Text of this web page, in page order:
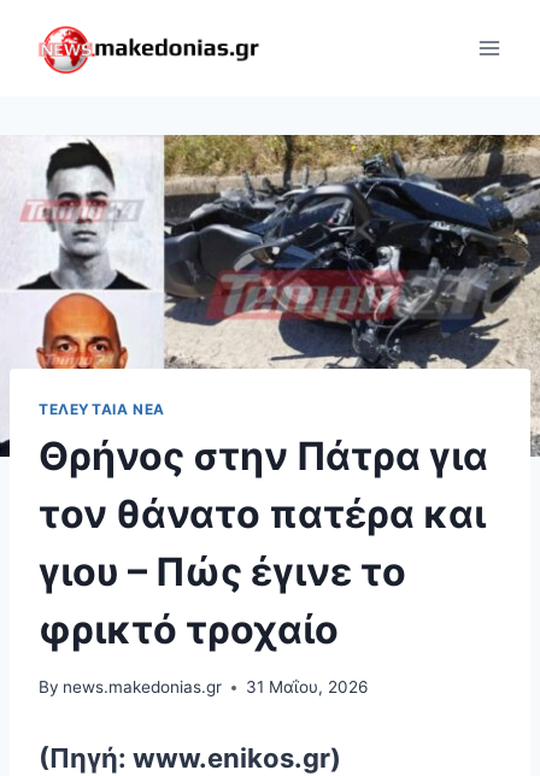
content
ΤΕΛΕΥΤΑΊΑ ΝΈΑ
Θρήνος στην Πάτρα για
τον θάνατο πατέρα και
γιου – Πώς έγινε το
φρικτό τροχαίο
By news.makedonias.gr 31 Μαΐου, 2026
(Πηγή: www.enikos.gr)